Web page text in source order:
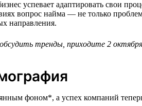
успевает адаптировать свои
вопрос найма — не только
направления.
тренды, приходите 2 октября
фоном*, а успех компаний